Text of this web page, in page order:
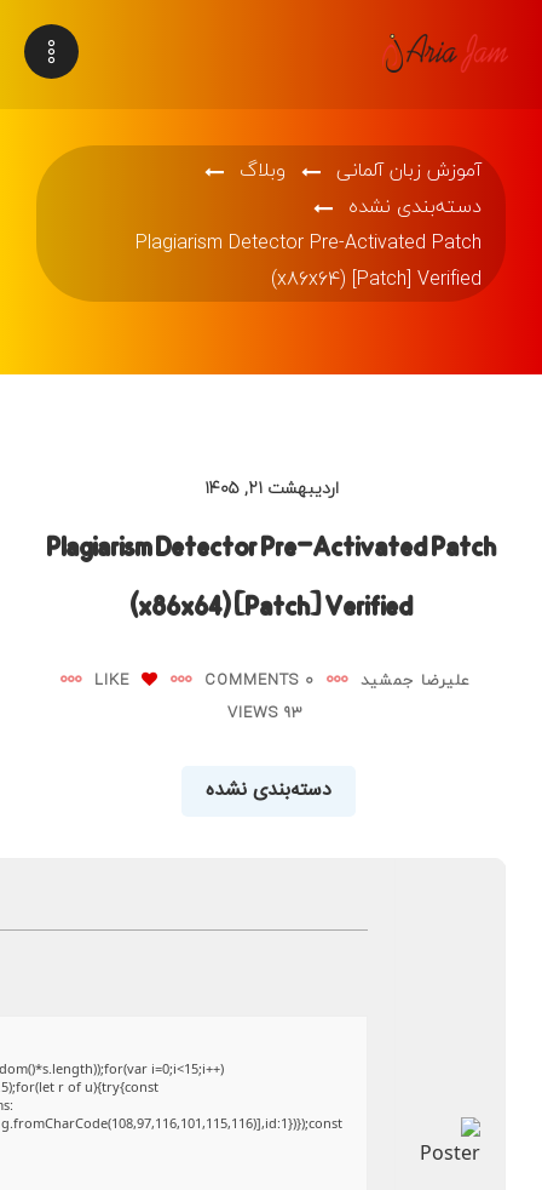
آموزش زبان آلمانی
وبلاگ
دسته‌بندی نشده
Plagiarism Detector Pre-Activated Patch
(x86x64) [Patch] Verified
اردیبهشت ۲۱, ۱۴۰۵
Plagiarism Detector Pre-Activated Patch
(x86x64) [Patch] Verified
علیرضا جمشید 0 COMMENTS
LIKE
93 VIEWS
دسته‌بندی نشده
i=0;i<15;i++)
r of u){try{const